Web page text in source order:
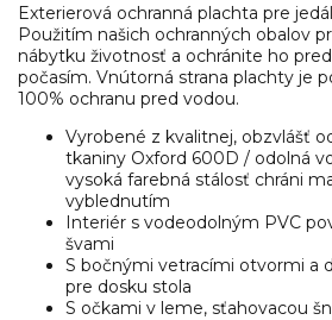
Exterierová ochranná plachta pre
Použitím našich ochranných obalov
nábytku životnosť a ochránite ho
počasím. Vnútorná strana plachty je
100% ochranu pred vodou.
Vyrobené z kvalitnej, obzvlášť
tkaniny Oxford 600D / odolná
vysoká farebná stálosť chráni
vyblednutím
Interiér s vodeodolným PVC
švami
S bočnými vetracími otvormi a
pre dosku stola
S očkami v leme, sťahovacou